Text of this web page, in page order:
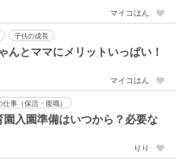
マイコはん
子供の成長
んとママにメリットいっぱい！
マイコはん
仕事（保活・復職）
園入園準備はいつから？必要な
りり